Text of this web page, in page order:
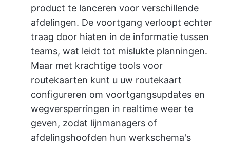
product te lanceren voor verschillende
afdelingen. De voortgang verloopt echter
traag door hiaten in de informatie tussen
teams, wat leidt tot mislukte planningen.
Maar met krachtige tools voor
routekaarten kunt u uw routekaart
configureren om voortgangsupdates en
wegversperringen in realtime weer te
geven, zodat lijnmanagers of
afdelingshoofden hun werkschema's